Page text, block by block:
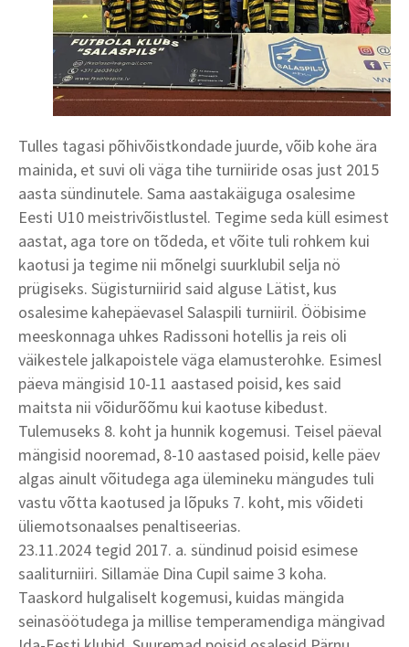
Tulles tagasi põhivõistkondade juurde, võib kohe ära
mainida, et suvi oli väga tihe turniiride osas just 2015
aasta sündinutele. Sama aastakäiguga osalesime
Eesti U10 meistrivõistlustel. Tegime seda küll esimest
aastat, aga tore on tõdeda, et võite tuli rohkem kui
kaotusi ja tegime nii mõnelgi suurklubil selja nö
prügiseks. Sügisturniirid said alguse Lätist, kus
osalesime kahepäevasel Salaspili turniiril. Ööbisime
meeskonnaga uhkes Radissoni hotellis ja reis oli
väikestele jalkapoistele väga elamusterohke. Esimesl
päeva mängisid 10-11 aastased poisid, kes said
maitsta nii võidurõõmu kui kaotuse kibedust.
Tulemuseks 8. koht ja hunnik kogemusi. Teisel päeval
mängisid nooremad, 8-10 aastased poisid, kelle päev
algas ainult võitudega aga ülemineku mängudes tuli
vastu võtta kaotused ja lõpuks 7. koht, mis võideti
üliemotsonaalses penaltiseerias.
23.11.2024 tegid 2017. a. sündinud poisid esimese
saaliturniiri. Sillamäe Dina Cupil saime 3 koha.
Taaskord hulgaliselt kogemusi, kuidas mängida
seinasöötudega ja millise temperamendiga mängivad